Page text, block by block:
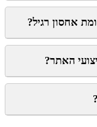
אחסון רגיל?
האתר?